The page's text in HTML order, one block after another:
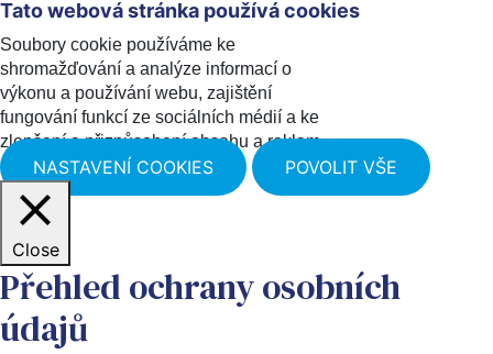
Tato webová stránka používá cookies
Soubory cookie používáme ke
shromažďování a analýze informací o
výkonu a používání webu, zajištění
fungování funkcí ze sociálních médií a ke
zlepšení a přizpůsobení obsahu a reklam.
NASTAVENÍ COOKIES POVOLIT VŠE
Close
Přehled ochrany osobních
údajů